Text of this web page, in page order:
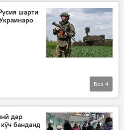
Африқо
аслиҳа
Амният ва мудофиа
шарти
Амалиёти вижаи Русия барои ҳимояи Донбасс: охирин хабарҳо
Боз 4
дар
банданд